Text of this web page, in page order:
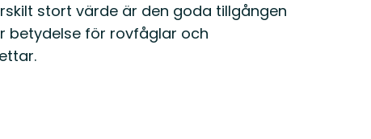
stort värde är den goda tillgången
betydelse för rovfåglar och